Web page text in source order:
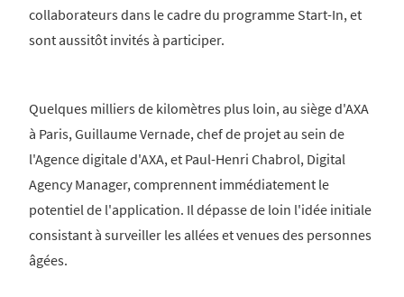
collaborateurs dans le cadre du programme Start-In, et
sont aussitôt invités à participer.
Quelques milliers de kilomètres plus loin, au siège d'AXA
à Paris, Guillaume Vernade, chef de projet au sein de
l'Agence digitale d'AXA, et Paul-Henri Chabrol, Digital
Agency Manager, comprennent immédiatement le
potentiel de l'application. Il dépasse de loin l'idée initiale
consistant à surveiller les allées et venues des personnes
âgées.